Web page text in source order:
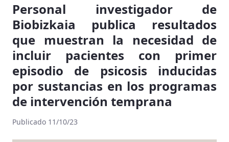
Personal investigador de
Biobizkaia publica resultados
que muestran la necesidad de
incluir pacientes con primer
episodio de psicosis inducidas
por sustancias en los programas
de intervención temprana
Publicado 11/10/23